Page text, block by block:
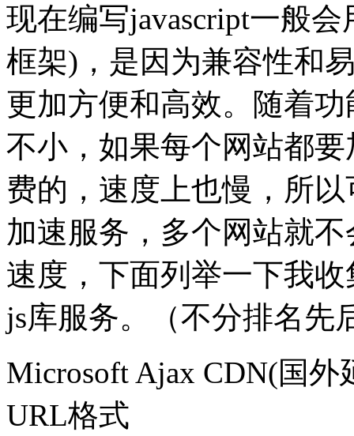
现在编写javascript一般会
框架)，是因为兼容性和
更加方便和高效。随着
不小，如果每个网站都
费的，速度上也慢，所以
加速服务，多个网站就
速度，下面列举一下我
js库服务。（不分排名先
Microsoft Ajax CDN(国外
URL格式